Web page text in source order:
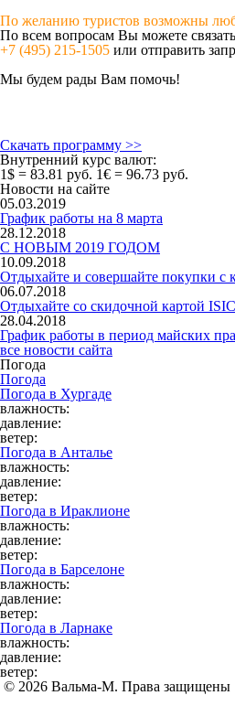
По желанию туристов возможны
По всем вопросам Вы можете
+7 (495) 215-1505 или отправить
Мы будем рады Вам помочь!
Скачать программу >>
Внутренний курс валют:
1$ = 83.81 руб. 1€ = 96.73 руб.
Новости на сайте
05.03.2019
График работы на 8 марта
28.12.2018
С НОВЫМ 2019 ГОДОМ
10.09.2018
Отдыхайте и совершайте покупки с
06.07.2018
Отдыхайте со скидочной картой ISIC
28.04.2018
График работы в период майских
все новости сайта
Погода
Погода
Погода в Хургаде
влажность:
давление:
ветер:
Погода в Анталье
влажность:
давление:
ветер:
Погода в Ираклионе
влажность:
давление:
ветер:
Погода в Барселоне
влажность:
давление:
ветер:
Погода в Ларнаке
влажность:
давление:
ветер:
© 2026 Вальма-М. Права защищены